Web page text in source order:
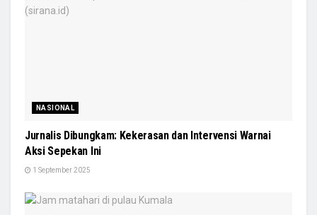
NASIONAL
Jurnalis Dibungkam: Kekerasan dan Intervensi Warnai
Aksi Sepekan Ini
1 September 2025